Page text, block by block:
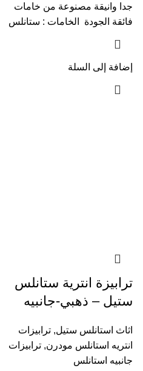
جدا وانيقة مصنوعة من خامات
فائقة الجودة الخامات : ستانلس
إضافة إلى السلة
ترابيزة انترية ستانلس
ستيل – ذهبي-جانبيه
اثاث استانلس ستيل, ترابيزات
انتريه استانلس مودرن, ترابيزات
جانبيه استانلس